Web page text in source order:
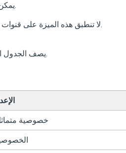
يمكن تعيين نوع واحد فقط من الخصوصية في كل مرة.
لا تنطبق هذه الميزة على قنوات النطاق الترددي المدني الموجودة في التردد نفسه.
يصف الجدول الآتي نوع الخصوصية والإعدادات التي تظهر على الراديو.
خصوصية